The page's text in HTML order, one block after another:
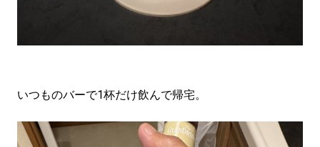
いつものバーで1杯だけ飲んで帰宅。